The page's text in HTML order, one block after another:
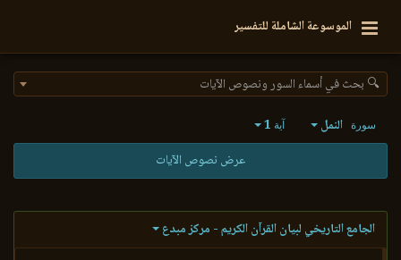
الموسوعة الشاملة للتفسير
🔍 بحث في أسماء السور ونصوص الآيات
سورة النمل آية 1
عرض نصوص الآيات
الجامع التاريخي لبيان القرآن الكريم - مركز مبدع